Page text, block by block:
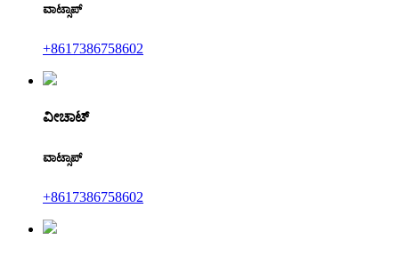
ವಾಟ್ಸಾಪ್
+8617386758602
ವೀಚಾಟ್
ವಾಟ್ಸಾಪ್
+8617386758602